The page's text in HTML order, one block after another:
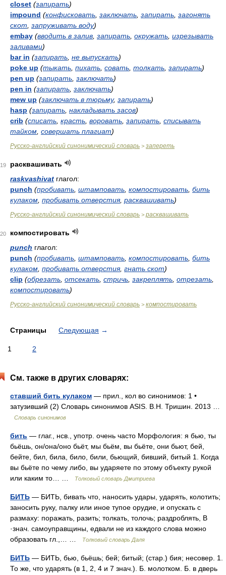
closet (запирать)
impound (конфисковать заключать запирать загонять
скот запруживать воду)
embay (вводить в залив запирать окружать изрезывать
заливами)
bar in (запирать не выпускать)
poke up (тыкать пихать совать толкать запирать)
pen up (запирать заключать)
pen in (запирать заключать)
mew up (заключать в тюрьму, запирать)
hasp (запирать накладывать засов)
crib (списать красть воровать запирать списывать
тайком совершать плагиат)
Русско-английский синонимический словарь > запереть
19
расквашивать
raskvashivat глагол:
punch (пробивать штамповать компостировать бить
кулаком пробивать отверстия, расквашивать)
Русско-английский синонимический словарь > расквашивать
20
компостировать
punch глагол:
punch (пробивать штамповать компостировать бить
кулаком пробивать отверстия, гнать скот)
clip (обрезать отсекать стричь закреплять отрезать
компостировать)
Русско-английский синонимический словарь > компостировать
Страницы Следующая →
1 2
См. также в других словарях:
ставший бить кулаком — прил., кол во синонимов: 1 •
затузивший (2) Словарь синонимов ASIS. В.Н. Тришин. 2013 …
Словарь синонимов
бить — глаг., нсв., употр. очень часто Морфология: я бью, ты
бьёшь, он/она/оно бьёт, мы бьём, вы бьёте, они бьют, бей,
бейте, бил, била, било, били, бьющий, бивший, битый 1. Когда
вы бьёте по чему либо, вы ударяете по этому объекту рукой
или каким то… …
Толковый словарь Дмитриева
БИТЬ — БИТЬ, бивать что, наносить удары, ударять, колотить;
заносить руку, палку или иное тупое орудие, и опускать с
размаху: поражать, разить; толкать, толочь; раздроблять, В
·знач. самоуправщины, едвали не из каждого слова можно
образовать гл.,… …
Толковый словарь Даля
БИТЬ — БИТЬ, бью, бьёшь; бей; битый; (стар.) бия; несовер. 1.
То же, что ударять (в 1, 2, 4 и 7 знач.). Б. молотком. Б. в дверь